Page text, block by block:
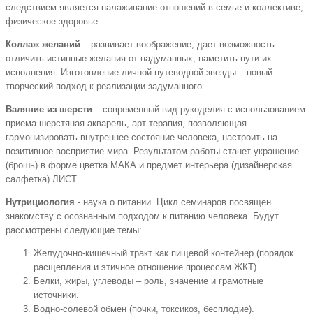
следствием является налаживание отношений в семье и коллективе,
физическое здоровье.
Коллаж желаний – развивает воображение, дает возможность
отличить истинные желания от надуманных, наметить пути их
исполнения. Изготовление личной путеводной звезды – новый
творческий подход к реализации задуманного.
Валяние из шерсти – современный вид рукоделия с использованием
приема шерстяная акварель, арт-терапия, позволяющая
гармонизировать внутреннее состояние человека, настроить на
позитивное восприятие мира. Результатом работы станет украшение
(брошь) в форме цветка МАКА и предмет интерьера (дизайнерская
салфетка) ЛИСТ.
Нутрициология - наука о питании. Цикл семинаров посвящен
знакомству с осознанным подходом к питанию человека. Будут
рассмотрены следующие темы:
Желудочно-кишечный тракт как пищевой контейнер (порядок
расщепления и этичное отношение процессам ЖКТ).
Белки, жиры, углеводы – роль, значение и грамотные
источники.
Водно-солевой обмен (почки, токсикоз, бесплодие).